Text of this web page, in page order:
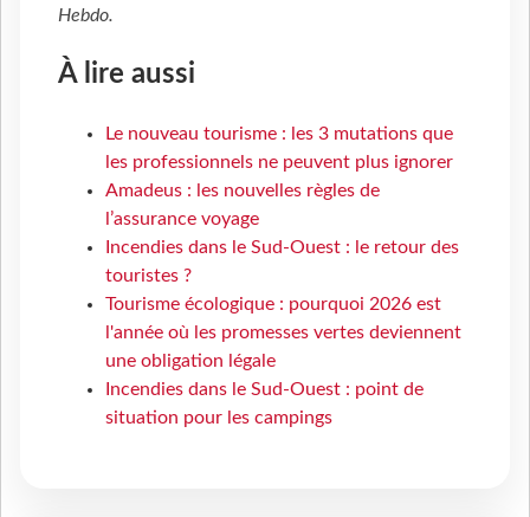
Hebdo.
À lire aussi
Le nouveau tourisme : les 3 mutations que
les professionnels ne peuvent plus ignorer
Amadeus : les nouvelles règles de
l’assurance voyage
Incendies dans le Sud-Ouest : le retour des
touristes ?
Tourisme écologique : pourquoi 2026 est
l'année où les promesses vertes deviennent
une obligation légale
Incendies dans le Sud-Ouest : point de
situation pour les campings